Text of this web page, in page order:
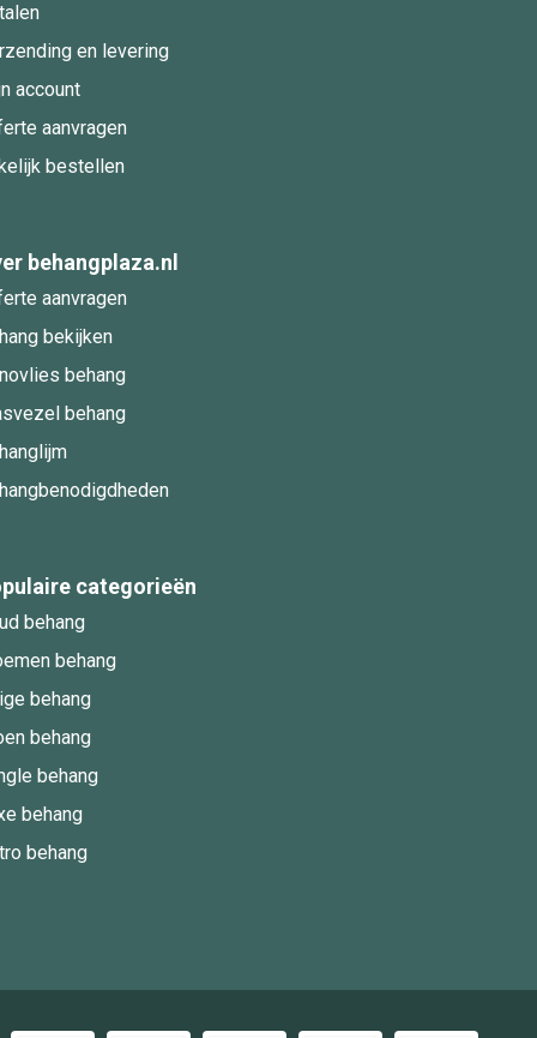
en levering
account
aanvragen
bestellen
behangplaza.nl
aanvragen
bekijken
behang
behang
categorieën
behang
behang
behang
behang
behang
behang
behang